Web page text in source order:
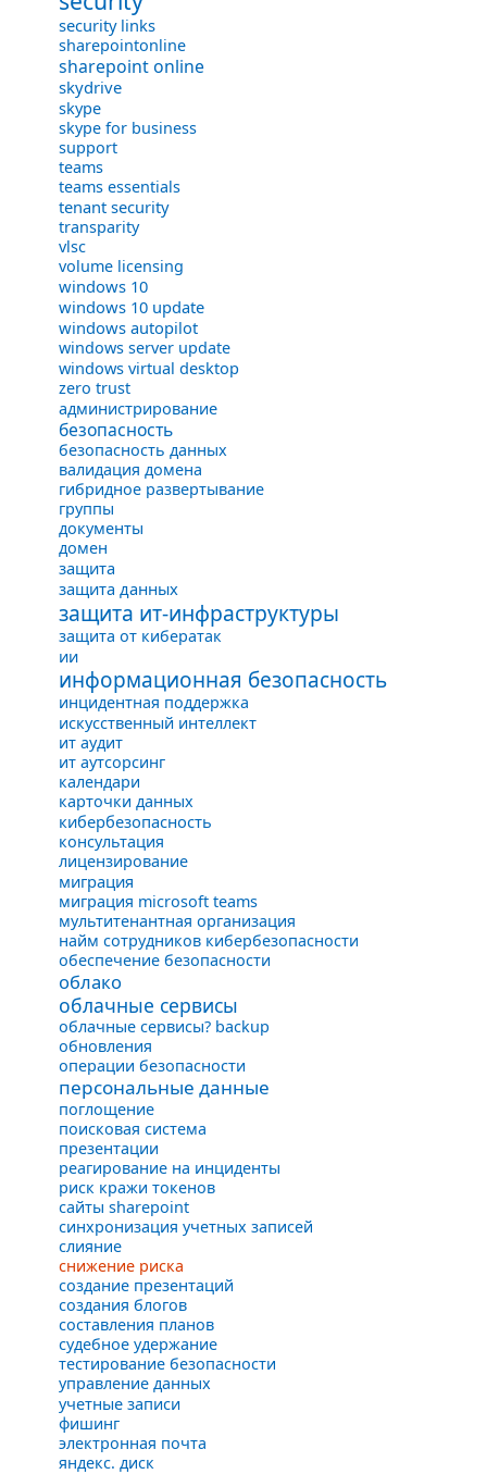
security links
sharepointonline
sharepoint online
skydrive
skype
skype for business
support
teams
teams essentials
tenant security
transparity
vlsc
volume licensing
windows 10
windows 10 update
windows autopilot
windows server update
windows virtual desktop
zero trust
администрирование
безопасность
безопасность данных
валидация домена
гибридное развертывание
группы
документы
домен
защита
защита данных
защита ит-инфраструктуры
защита от кибератак
ии
информационная безопасность
инцидентная поддержка
искусственный интеллект
ит аудит
ит аутсорсинг
календари
карточки данных
кибербезопасность
консультация
лицензирование
миграция
миграция microsoft teams
мультитенантная организация
найм сотрудников кибербезопасности
обеспечение безопасности
облако
облачные сервисы
облачные сервисы? backup
обновления
операции безопасности
персональные данные
поглощение
поисковая система
презентации
реагирование на инциденты
риск кражи токенов
сайты sharepoint
синхронизация учетных записей
слияние
снижение риска
создание презентаций
создания блогов
составления планов
судебное удержание
тестирование безопасности
управление данных
учетные записи
фишинг
электронная почта
яндекс. диск